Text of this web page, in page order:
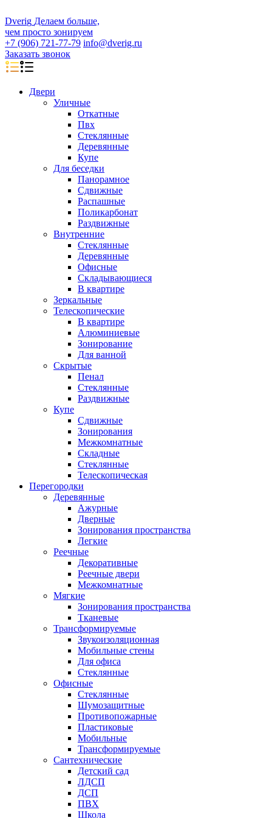
Dverig Делаем больше,
чем просто зонируем
+7 (906) 721-77-79 info@dverig.ru
Заказать звонок
Двери
Уличные
Откатные
Пвх
Стеклянные
Деревянные
Купе
Для беседки
Панорамное
Сдвижные
Распашные
Поликарбонат
Раздвижные
Внутренние
Стеклянные
Деревянные
Офисные
Складывающиеся
В квартире
Зеркальные
Телескопические
В квартире
Алюминиевые
Зонирование
Для ванной
Скрытые
Пенал
Стеклянные
Раздвижные
Купе
Сдвижные
Зонирования
Межкомнатные
Складные
Стеклянные
Телескопическая
Перегородки
Деревянные
Ажурные
Дверные
Зонирования пространства
Легкие
Реечные
Декоративные
Реечные двери
Межкомнатные
Мягкие
Зонирования пространства
Тканевые
Трансформируемые
Звукоизоляционная
Мобильные стены
Для офиса
Стеклянные
Офисные
Стеклянные
Шумозащитные
Противопожарные
Пластиковые
Мобильные
Трансформируемые
Сантехнические
Детский сад
ЛДСП
ДСП
ПВХ
Школа